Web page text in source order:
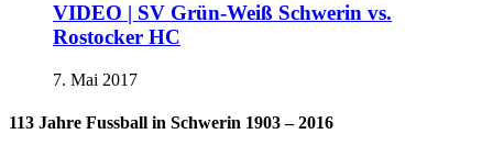
VIDEO | SV Grün-Weiß Schwerin vs.
Rostocker HC
7. Mai 2017
113 Jahre Fussball in Schwerin 1903 – 2016